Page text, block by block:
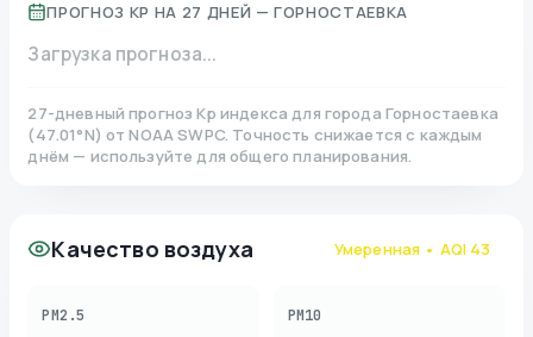
ПРОГНОЗ KP НА 27 ДНЕЙ — ГОРНОСТАЕВКА
Загрузка прогноза...
27-дневный прогноз Kp индекса для города Горностаевка
(47.01°N)от NOAA SWPC. Точность снижается с каждым
днём — используйте для общего планирования.
Качество воздуха Умеренная • AQI 43
PM2.5 PM10